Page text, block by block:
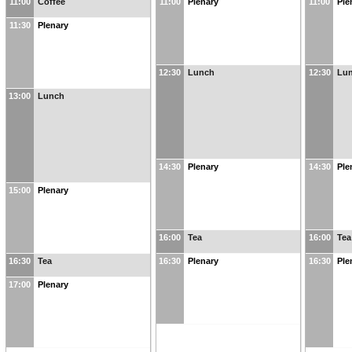
11:30 Plenary
13:00 Lunch
15:00 Plenary
16:30 Tea
17:00 Plenary
12:30 Lunch
14:30 Plenary
16:00 Tea
16:30 Plenary
12:30
14:30
16:00 Tea
16:30